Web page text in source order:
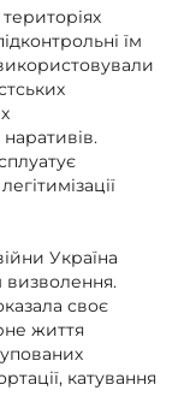
їм
Україна
визволення.
своє
життя
катування